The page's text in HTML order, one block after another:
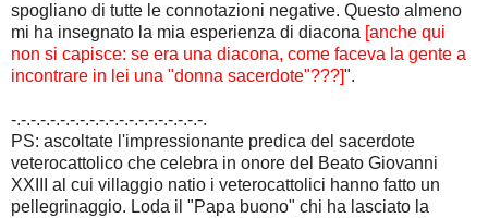
spogliano di tutte le connotazioni negative. Questo almeno
mi ha insegnato la mia esperienza di diacona [anche qui
non si capisce: se era una diacona, come faceva la gente a
incontrare in lei una "donna sacerdote"???]".
-.-.-.-.-.-.-.-.-.-.-.-.-.-.-.-.-.-.-.-.
PS: ascoltate l'impressionante predica del sacerdote
veterocattolico che celebra in onore del Beato Giovanni
XXIII al cui villaggio natio i veterocattolici hanno fatto un
pellegrinaggio. Loda il "Papa buono" chi ha lasciato la